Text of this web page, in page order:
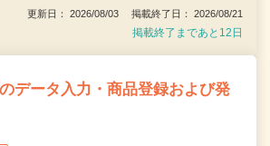
更新日： 2026/08/03 掲載終了日： 2026/08/21
掲載終了まであと12日
データ入力・商品登録および発